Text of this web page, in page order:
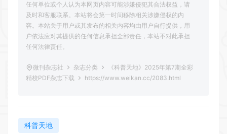
任何单位或个人认为本网页内容可能涉嫌侵犯其合法权益，请
及时和客服联系。本站将会第一时间移除相关涉嫌侵权的内
容。本站关于用户或其发布的相关内容均由用户自行提供，用
户依法应对其提供的任何信息承担全部责任，本站不对此承担
任何法律责任。
微刊杂志社 杂志分类
《科普天地》2025年第7期全彩
精校PDF杂志下载
https://www.weikan.cc/2083.html
科普天地